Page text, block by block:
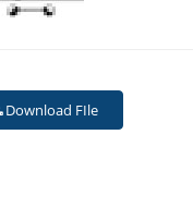
Download FIle